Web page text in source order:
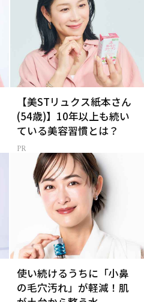
【美STリュクス紙本さん
(54歳)】10年以上も続い
ている美容習慣とは？
使い続けるうちに「小鼻
の毛穴汚れ」が軽減！肌